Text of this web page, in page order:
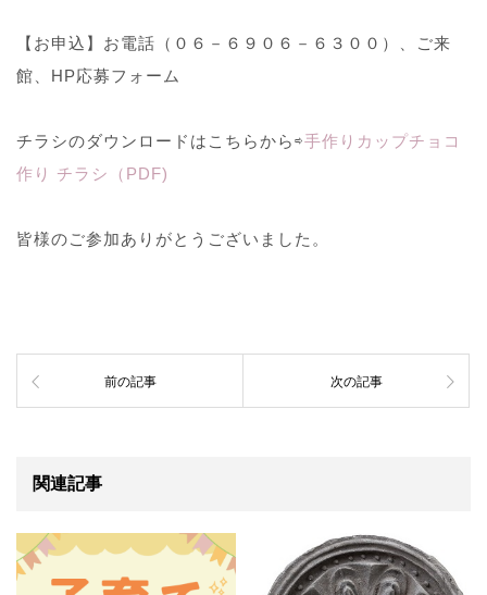
【お申込】お電話（０６－６９０６－６３００）、ご来
館、HP応募フォーム
チラシのダウンロードはこちらから⇨手作りカップチョコ
作り チラシ（PDF)
皆様のご参加ありがとうございました。
前の記事 次の記事
関連記事